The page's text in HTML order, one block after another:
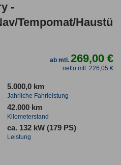
-
Tempomat/
ab mtl.269,00 €
netto mtl. 226,05 €
5.000,0 km
Jahrliche Fahrleistung
42.000 km
Kilometerstand
ca. 132 kW (179 PS)
Leistung